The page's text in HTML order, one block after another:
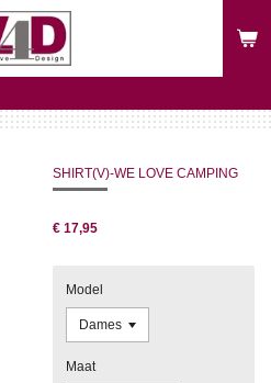
SHIRT(V)-WE LOVE CAMPING
€ 17,95
Model
Maat